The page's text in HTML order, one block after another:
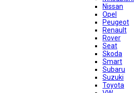
Nissan
Opel
Peugeot
Renault
Rover
Seat
Skoda
Smart
Subaru
Suzuki
Toyota